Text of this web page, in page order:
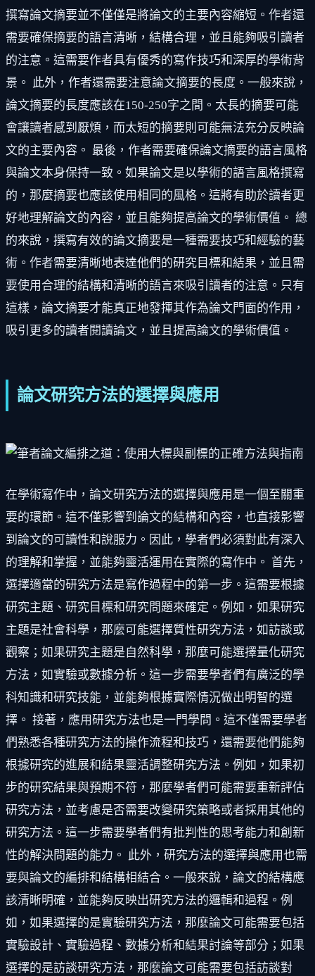
撰寫論文摘要並不僅僅是將論文的主要內容縮短。作者還
需要確保摘要的語言清晰，結構合理，並且能夠吸引讀者
的注意。這需要作者具有優秀的寫作技巧和深厚的學術背
景。 此外，作者還需要注意論文摘要的長度。一般來說，
論文摘要的長度應該在150-250字之間。太長的摘要可能
會讓讀者感到厭煩，而太短的摘要則可能無法充分反映論
文的主要內容。 最後，作者需要確保論文摘要的語言風格
與論文本身保持一致。如果論文是以學術的語言風格撰寫
的，那麼摘要也應該使用相同的風格。這將有助於讀者更
好地理解論文的內容，並且能夠提高論文的學術價值。 總
的來說，撰寫有效的論文摘要是一種需要技巧和經驗的藝
術。作者需要清晰地表達他們的研究目標和結果，並且需
要使用合理的結構和清晰的語言來吸引讀者的注意。只有
這樣，論文摘要才能真正地發揮其作為論文門面的作用，
吸引更多的讀者閱讀論文，並且提高論文的學術價值。
論文研究方法的選擇與應用
在學術寫作中，論文研究方法的選擇與應用是一個至關重
要的環節。這不僅影響到論文的結構和內容，也直接影響
到論文的可讀性和說服力。因此，學者們必須對此有深入
的理解和掌握，並能夠靈活運用在實際的寫作中。 首先，
選擇適當的研究方法是寫作過程中的第一步。這需要根據
研究主題、研究目標和研究問題來確定。例如，如果研究
主題是社會科學，那麼可能選擇質性研究方法，如訪談或
觀察；如果研究主題是自然科學，那麼可能選擇量化研究
方法，如實驗或數據分析。這一步需要學者們有廣泛的學
科知識和研究技能，並能夠根據實際情況做出明智的選
擇。 接著，應用研究方法也是一門學問。這不僅需要學者
們熟悉各種研究方法的操作流程和技巧，還需要他們能夠
根據研究的進展和結果靈活調整研究方法。例如，如果初
步的研究結果與預期不符，那麼學者們可能需要重新評估
研究方法，並考慮是否需要改變研究策略或者採用其他的
研究方法。這一步需要學者們有批判性的思考能力和創新
性的解決問題的能力。 此外，研究方法的選擇與應用也需
要與論文的編排和結構相結合。一般來說，論文的結構應
該清晰明確，並能夠反映出研究方法的邏輯和過程。例
如，如果選擇的是實驗研究方法，那麼論文可能需要包括
實驗設計、實驗過程、數據分析和結果討論等部分；如果
選擇的是訪談研究方法，那麼論文可能需要包括訪談對